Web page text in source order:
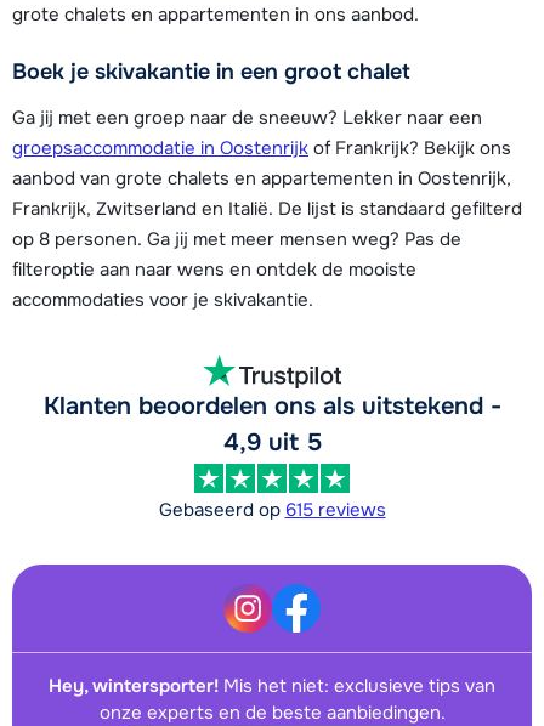
grote chalets en appartementen in ons aanbod.
Boek je skivakantie in een groot chalet
Ga jij met een groep naar de sneeuw? Lekker naar een
groepsaccommodatie in Oostenrijk of Frankrijk? Bekijk ons
aanbod van grote chalets en appartementen in Oostenrijk,
Frankrijk, Zwitserland en Italië. De lijst is standaard gefilterd
op 8 personen. Ga jij met meer mensen weg? Pas de
filteroptie aan naar wens en ontdek de mooiste
accommodaties voor je skivakantie.
Klanten beoordelen ons als uitstekend -
4,9 uit 5
Gebaseerd op 615 reviews
Hey, wintersporter! Mis het niet: exclusieve tips van
onze experts en de beste aanbiedingen.